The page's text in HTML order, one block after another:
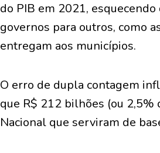
do PIB em 2021,
governos para outros, como
entregam aos municípios.
O erro de dupla contagem
que R$ 212 bilhões (ou 2,5%
Nacional que serviram de